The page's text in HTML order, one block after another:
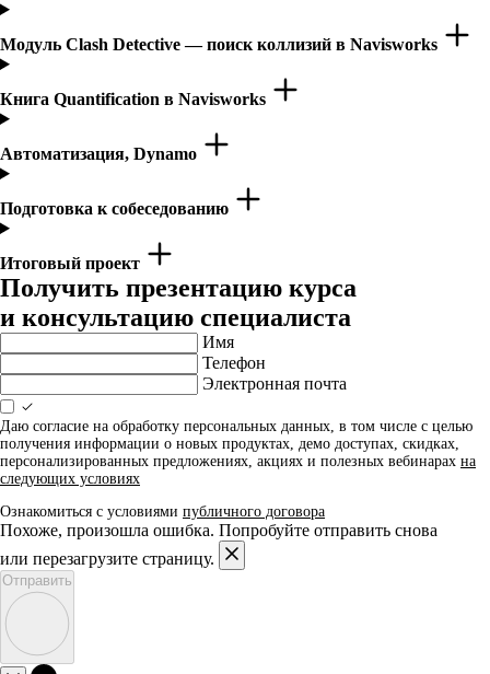
Модуль Clash Detective — поиск коллизий в Navisworks
Книга Quantification в Navisworks
Автоматизация, Dynamo
Подготовка к собеседованию
Итоговый проект
Получить презентацию курса
и консультацию специалиста
Имя
Телефон
Электронная почта
Даю согласие на обработку персональных данных, в том числе с целью
получения информации о новых продуктах, демо доступах, скидках,
персонализированных предложениях, акциях и полезных вебинарах на
следующих условиях
Ознакомиться с условиями публичного договора
Похоже, произошла ошибка. Попробуйте отправить снова
или перезагрузите страницу.
Отправить